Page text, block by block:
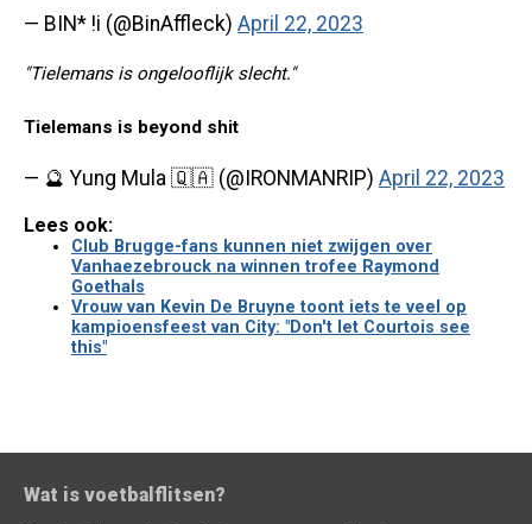
— BIN* !i (@BinAffleck) April 22, 2023
"Tielemans is ongelooflijk slecht."
Tielemans is beyond shit
— 🔮 Yung Mula 🇶🇦 (@IRONMANRIP) April 22, 2023
Lees ook:
Club Brugge-fans kunnen niet zwijgen over
Vanhaezebrouck na winnen trofee Raymond
Goethals
Vrouw van Kevin De Bruyne toont iets te veel op
kampioensfeest van City: "Don't let Courtois see
this"
Wat is voetbalflitsen?